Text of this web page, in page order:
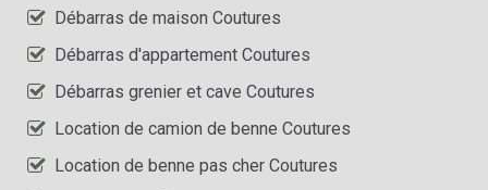
Débarras de maison Coutures
Débarras d'appartement Coutures
Débarras grenier et cave Coutures
Location de camion de benne Coutures
Location de benne pas cher Coutures